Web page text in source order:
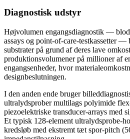
Diagnostisk udstyr
Højvolumen engangsdiagnostik —
assays og point-of-care-testkassetter
substrater på grund af deres lave
produktionsvolumener på millioner af
engangsenheder, hvor
designbeslutningen.
I den anden ende bruger
ultralydsprober multilags polyimide
piezoelektriske transducer-arrays med
Et typisk 128-element ultralydsprobe-
kredsløb med ekstremt tæt spor-pitch